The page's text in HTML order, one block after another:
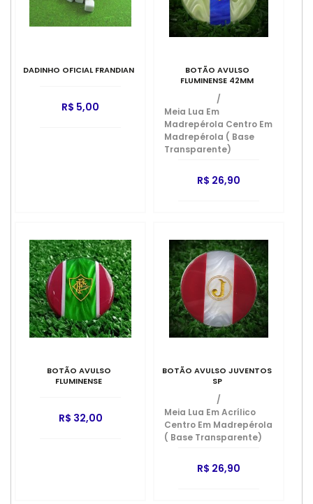
DADINHO OFICIAL FRANDIAN
R$ 5,00
BOTÃO AVULSO
FLUMINENSE 42MM
/
Meia Lua Em
Madrepérola Centro Em
Madrepérola ( Base
Transparente)
R$ 26,90
BOTÃO AVULSO
FLUMINENSE
R$ 32,00
BOTÃO AVULSO JUVENTOS
SP
/
Meia Lua Em Acrílico
Centro Em Madrepérola
( Base Transparente)
R$ 26,90